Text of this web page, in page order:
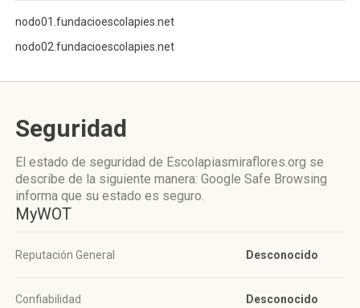
nodo01.fundacioescolapies.net
nodo02.fundacioescolapies.net
Seguridad
El estado de seguridad de Escolapiasmiraflores.org se
describe de la siguiente manera: Google Safe Browsing
informa que su estado es seguro.
MyWOT
Reputación General Desconocido
Confiabilidad
Desconocido